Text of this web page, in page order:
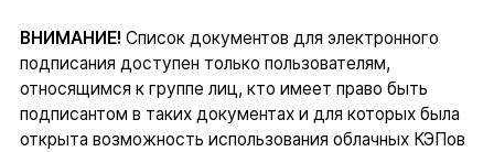
ВНИМАНИЕ! Список документов для электронного
подписания доступен только пользователям,
относящимся к группе лиц, кто имеет право быть
подписантом в таких документах и для которых была
открыта возможность использования облачных КЭПов